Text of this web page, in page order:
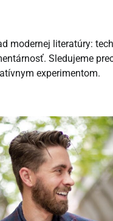
modernej literatúry:
Sledujeme
experimentom.